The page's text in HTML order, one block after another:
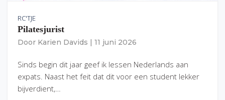
RC'TJE
Pilatesjurist
Door Karien Davids 11 juni 2026
Sinds begin dit jaar geef ik lessen Nederlands aan
expats. Naast het feit dat dit voor een student lekker
bijverdient,…